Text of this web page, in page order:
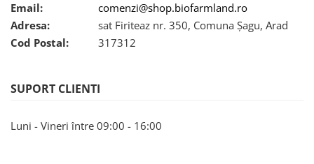
Email:
comenzi@shop.biofarmland.ro
Adresa:
sat Firiteaz nr. 350, Comuna Șagu, Arad
Cod Postal:
317312
SUPORT CLIENTI
Luni - Vineri între 09:00 - 16:00